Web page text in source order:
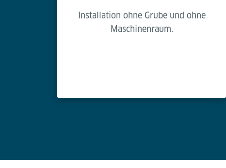
Installation ohne Grube und ohne
Maschinenraum.